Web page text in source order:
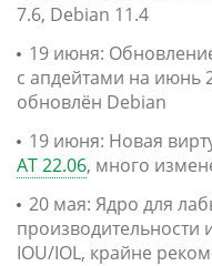
7.6, Debian 11.4
19 июня:
с апдейтами на июнь
обновлён Debian
19 июня: Новая
AT 22.06, много
20 мая: Ядро для
производительности
IOU/IOL, крайне